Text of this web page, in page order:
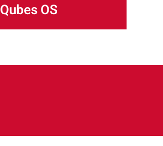
Qubes OS